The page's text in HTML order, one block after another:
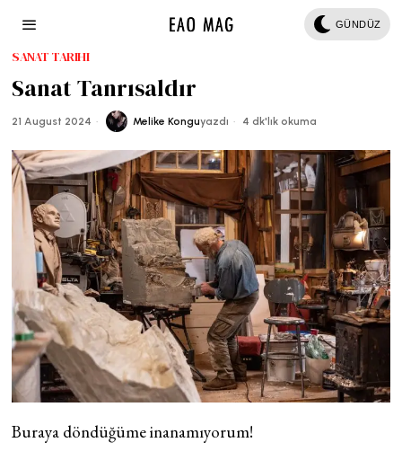
GÜNDÜZ
SANAT TARIHI
Sanat Tanrısaldır
21 August 2024 Melike Konguyazdı 4 dk'lık okuma
Buraya döndüğüme inanamıyorum!